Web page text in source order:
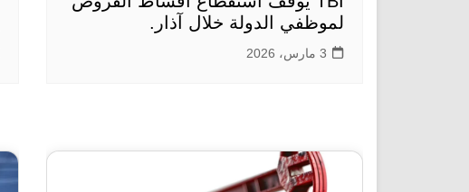
لموظفي الدولة خلال آذار.
3 مارس، 2026